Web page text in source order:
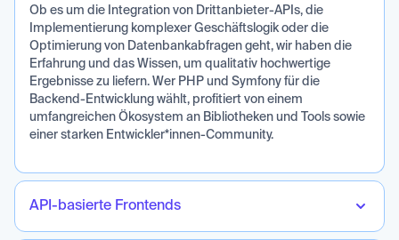
Ob es um die Integration von Drittanbieter-APIs, die
Implementierung komplexer Geschäftslogik oder die
Optimierung von Datenbankabfragen geht, wir haben die
Erfahrung und das Wissen, um qualitativ hochwertige
Ergebnisse zu liefern. Wer PHP und Symfony für die
Backend-Entwicklung wählt, profitiert von einem
umfangreichen Ökosystem an Bibliotheken und Tools sowie
einer starken Entwickler*innen-Community.
API-basierte Frontends